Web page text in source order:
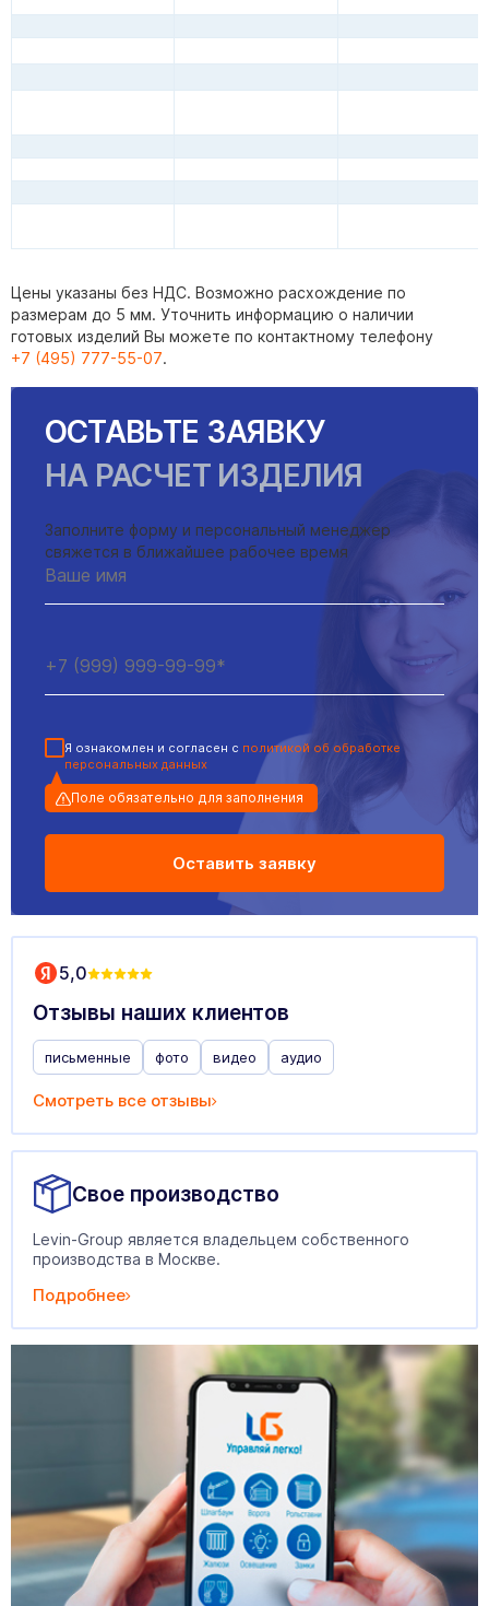
5,0
Отзывы наших клиентов
письменные фото видео аудио
Смотреть все отзывы
Свое производство
Levin-Group является владельцем собственного
производства в Москве.
Подробнее
Цены указаны без НДС. Возможно расхождение по
размерам до 5 мм. Уточнить информацию о наличии
готовых изделий Вы можете по контактному телефону
+7 (495) 777-55-07.
ОСТАВЬТЕ ЗАЯВКУ
НА РАСЧЕТ ИЗДЕЛИЯ
Заполните форму и персональный менеджер
свяжется в ближайшее рабочее время
Я ознакомлен и согласен с политикой об обработке
персональных данных
Поле обязательно для заполнения